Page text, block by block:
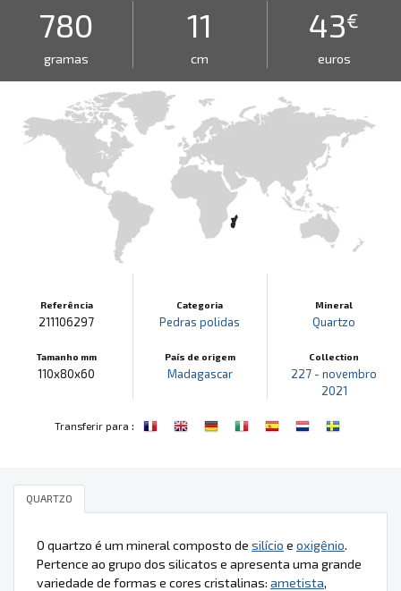
780
gramas
11
cm
43€
euros
Referência
211106297
Tamanho mm
110x80x60
Categoria
Pedras polidas
País de origem
Madagascar
Mineral
Quartzo
Collection
227 - novembro
2021
Transferir para :
QUARTZO
O quartzo é um mineral composto de silício e oxigênio.
Pertence ao grupo dos silicatos e apresenta uma grande
variedade de formas e cores cristalinas: ametista,